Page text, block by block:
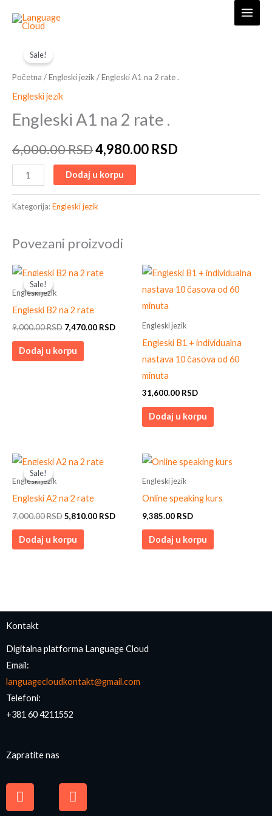
Sale!
Početna /Engleski jezik / Engleski A1 na 2 rate .
Engleski jezik
Engleski A1 na 2 rate .
6,000.00RSD
price
6,000.00 RSD.
4,980.00 RSD
na
2
Dodaj u korpu
Kategorija:Engleski jezik
Povezani proizvodi
Sale!
Sale!
Engleski jezik
Engleski B2 na 2 rate
9,000.00RSD
Original
price
7,470.00 RSD
Current
7,470.00 RSD.
Dodaj u korpu
Engleski jezik
Engleski B1 + individualna
nastava 10 časova od 60
minuta
31,600.00 RSD
Dodaj u korpu
Sale!
Sale!
Engleski jezik
Engleski A2 na 2 rate
7,000.00RSD
Original
price
5,810.00 RSD
Current
5,810.00 RSD.
Dodaj u korpu
Engleski jezik
Online speaking kurs
9,385.00 RSD
Dodaj u korpu
Kontakt
Digitalna platforma Language Cloud
Email:
languagecloudkontakt@gmail.com
Telefoni:
+381 60 4211552
Zapratite nas
a
c
n
s